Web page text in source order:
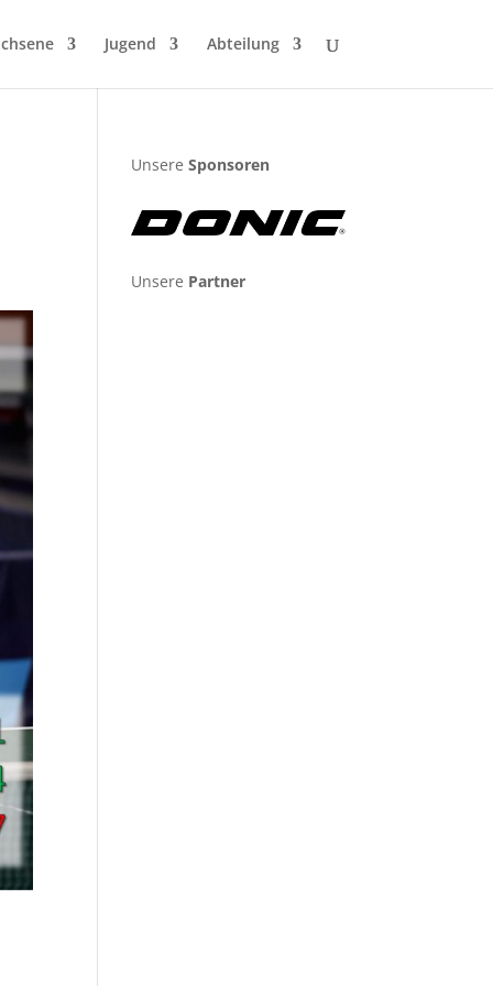
Jugend Abteilung
UnsereSponsoren
Unsere Partner